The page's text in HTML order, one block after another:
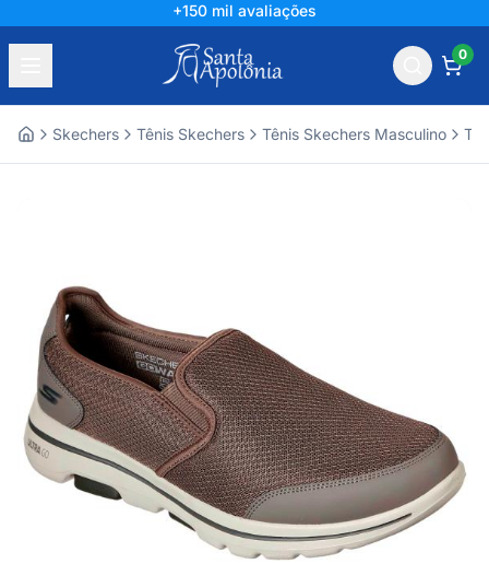
+150 mil avaliações
0
Skechers Tênis Skechers Tênis Skechers Masculino